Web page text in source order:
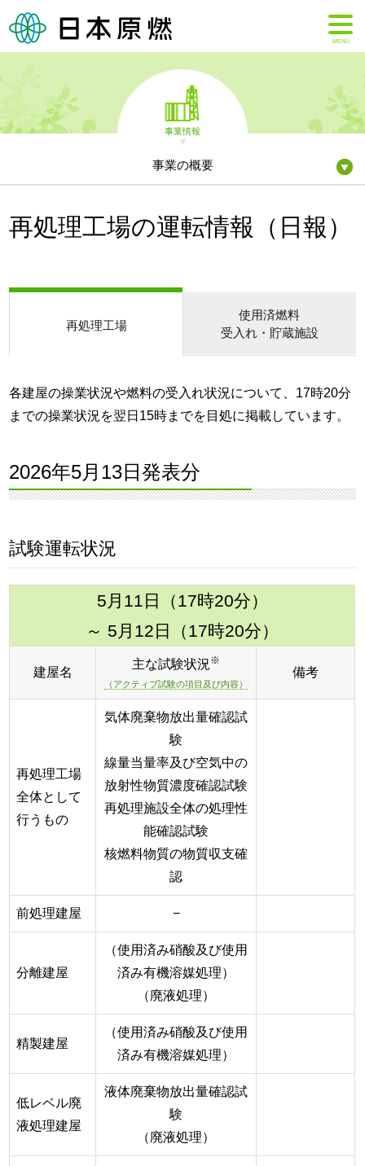
MENU
事業情報
事業の概要
再処理工場の運転情報（日報）
再処理工場
使用済燃料
受入れ・貯蔵施設
各建屋の操業状況や燃料の受入れ状況について、17時20分
までの操業状況を翌日15時までを目処に掲載しています。
2026年5月13日発表分
試験運転状況
5月11日（17時20分）
～ 5月12日（17時20分）
建屋名
主な試験状況※
（アクティブ試験の項目及び内容）
備考
再処理工場
全体として
行うもの
気体廃棄物放出量確認試
験
線量当量率及び空気中の
放射性物質濃度確認試験
再処理施設全体の処理性
能確認試験
核燃料物質の物質収支確
認
前処理建屋 −
分離建屋
（使用済み硝酸及び使用
済み有機溶媒処理）
（廃液処理）
精製建屋
（使用済み硝酸及び使用
済み有機溶媒処理）
低レベル廃
液処理建屋
液体廃棄物放出量確認試
験
（廃液処理）